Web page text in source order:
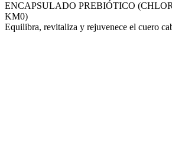
ENCAPSULADO PREBIÓTICO
KM0)
Equilibra, revitaliza y rejuvenece el cuero